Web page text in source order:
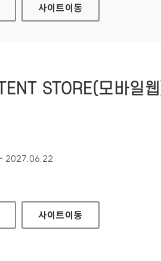
은행 사이트이동
STORE(모바일
2027.06.22
STORE(모바일웹)
사이트이동